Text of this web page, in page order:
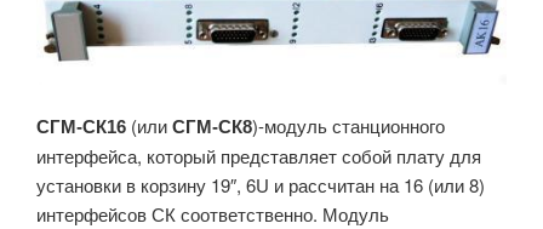
СГМ-СК16 (или СГМ-СК8)-модуль станционного
интерфейса, который представляет собой плату для
установки в корзину 19″, 6U и рассчитан на 16 (или 8)
интерфейсов СК соответственно. Модуль